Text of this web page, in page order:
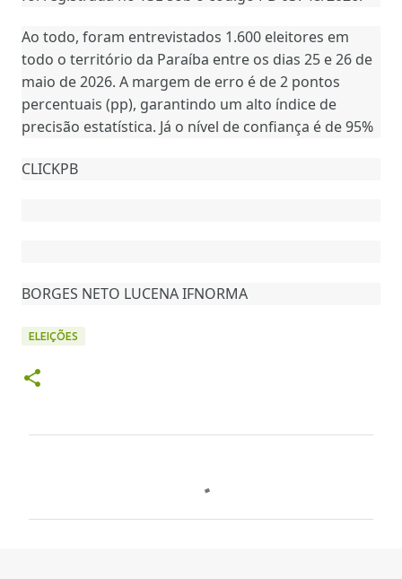
Ao todo, foram entrevistados 1.600 eleitores em
todo o território da Paraíba entre os dias 25 e 26 de
maio de 2026. A margem de erro é de 2 pontos
percentuais (pp), garantindo um alto índice de
precisão estatística. Já o nível de confiança é de 95%
CLICKPB
BORGES NETO LUCENA IFNORMA
ELEIÇÕES